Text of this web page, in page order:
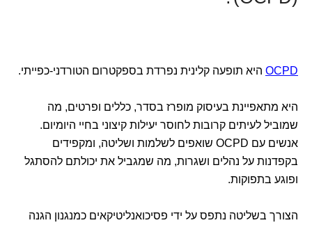
OCPD היא תופעה קלינית נפרדת בספקטרום הטורדני-כפייתי.
היא מתאפיינת בעיסוק מופרז בסדר, כללים ופרטים, מה
שמוביל לעיתים קרובות לחוסר יעילות קיצוני בחיי היומיום.
אנשים עם OCPD שואפים לשלמות ושליטה, ומקפידים
בקפדנות על נהלים ושגרות, מה שמגביל את יכולתם להסתגל
ופוגע בתפוקות.
הצורך בשליטה נתפס על ידי פסיכואנליטיקאים כמנגנון הגנה